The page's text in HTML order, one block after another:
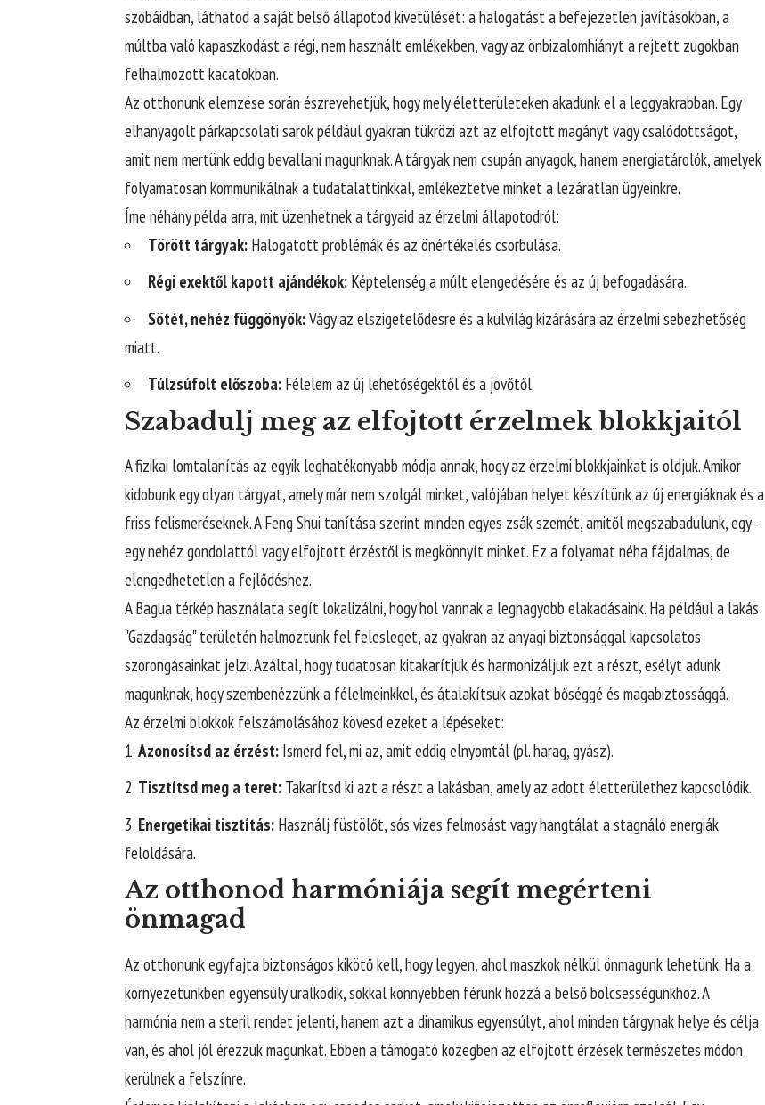
szobáidban, láthatod a saját belső állapotod kivetülését: a halogatást a befejezetlen javításokban, a
múltba való kapaszkodást a régi, nem használt emlékekben, vagy az önbizalomhiányt a rejtett zugokban
felhalmozott kacatokban.
Az otthonunk elemzése során észrevehetjük, hogy mely életterületeken akadunk el a leggyakrabban. Egy
elhanyagolt párkapcsolati sarok például gyakran tükrözi azt az elfojtott magányt vagy csalódottságot,
amit nem mertünk eddig bevallani magunknak. A tárgyak nem csupán anyagok, hanem energiatárolók, amelyek
folyamatosan kommunikálnak a tudatalattinkkal, emlékeztetve minket a lezáratlan ügyeinkre.
Íme néhány példa arra, mit üzenhetnek a tárgyaid az érzelmi állapotodról:
Törött tárgyak: Halogatott problémák és az önértékelés csorbulása.
Régi exektől kapott ajándékok: Képtelenség a múlt elengedésére és az új befogadására.
Sötét, nehéz függönyök:Vágy az elszigetelődésre és a külvilág kizárására az érzelmi sebezhetőség
miatt.
Túlzsúfolt előszoba: Félelem az új lehetőségektől és a jövőtől.
Szabadulj meg az elfojtott érzelmek blokkjaitól
A fizikai lomtalanítás az egyik leghatékonyabb módja annak, hogy az érzelmi blokkjainkat is oldjuk. Amikor
kidobunk egy olyan tárgyat, amely már nem szolgál minket, valójában helyet készítünk az új energiáknak és a
friss felismeréseknek. A Feng Shui tanítása szerint minden egyes zsák szemét, amitől megszabadulunk, egy-
egy nehéz gondolattól vagy elfojtott érzéstől is megkönnyít minket. Ez a folyamat néha fájdalmas, de
elengedhetetlen a fejlődéshez.
A Bagua térkép használata segít lokalizálni, hogy hol vannak a legnagyobb elakadásaink. Ha például a lakás
"Gazdagság" területén halmoztunk fel felesleget, az gyakran az anyagi biztonsággal kapcsolatos
szorongásainkat jelzi. Azáltal, hogy tudatosan kitakarítjuk és harmonizáljuk ezt a részt, esélyt adunk
magunknak, hogy szembenézzünk a félelmeinkkel, és átalakítsuk azokat bőséggé és magabiztossággá.
Az érzelmi blokkok felszámolásához kövesd ezeket a lépéseket:
Azonosítsd az érzést: Ismerd fel, mi az, amit eddig elnyomtál (pl. harag, gyász).
Tisztítsd meg a teret: Takarítsd ki azt a részt a lakásban, amely az adott életterülethez kapcsolódik.
Energetikai tisztítás: Használj füstölőt, sós vizes felmosást vagy hangtálat a stagnáló energiák
feloldására.
Az otthonod harmóniája segít megérteni
önmagad
Az otthonunk egyfajta biztonságos kikötő kell, hogy legyen, ahol maszkok nélkül önmagunk lehetünk. Ha a
környezetünkben egyensúly uralkodik, sokkal könnyebben férünk hozzá a belső bölcsességünkhöz. A
harmónia nem a steril rendet jelenti, hanem azt a dinamikus egyensúlyt, ahol minden tárgynak helye és célja
van, és ahol jól érezzük magunkat. Ebben a támogató közegben az elfojtott érzések természetes módon
kerülnek a felszínre.